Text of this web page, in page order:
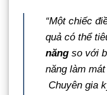
“Một chiếc
quả có thể
năng so với
năng làm
Chuyên gia